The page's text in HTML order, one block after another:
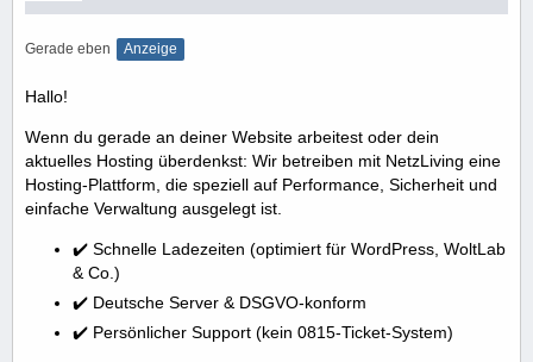
Gerade eben Anzeige
Hallo!
Wenn du gerade an deiner Website arbeitest oder dein
aktuelles Hosting überdenkst: Wir betreiben mit NetzLiving eine
Hosting-Plattform, die speziell auf Performance, Sicherheit und
einfache Verwaltung ausgelegt ist.
✔️ Schnelle Ladezeiten (optimiert für WordPress, WoltLab
& Co.)
✔️ Deutsche Server & DSGVO-konform
✔️ Persönlicher Support (kein 0815-Ticket-System)